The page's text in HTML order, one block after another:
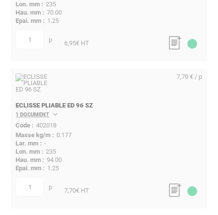
235
70.00
1.25
quantité p 6,95€ HT
ECLISSE PLIABLE ED 96 SZ
1 DOCUMENT
402018
0.177
-
235
94.00
1.25
quantité p
7,70 € / p
7,70€ HT